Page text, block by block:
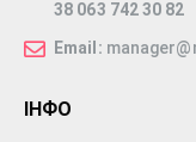
38 063 742 30 82
Email:
ІНФО